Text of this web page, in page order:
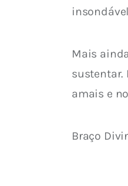
Mais
sustentar.
amais e
Braço